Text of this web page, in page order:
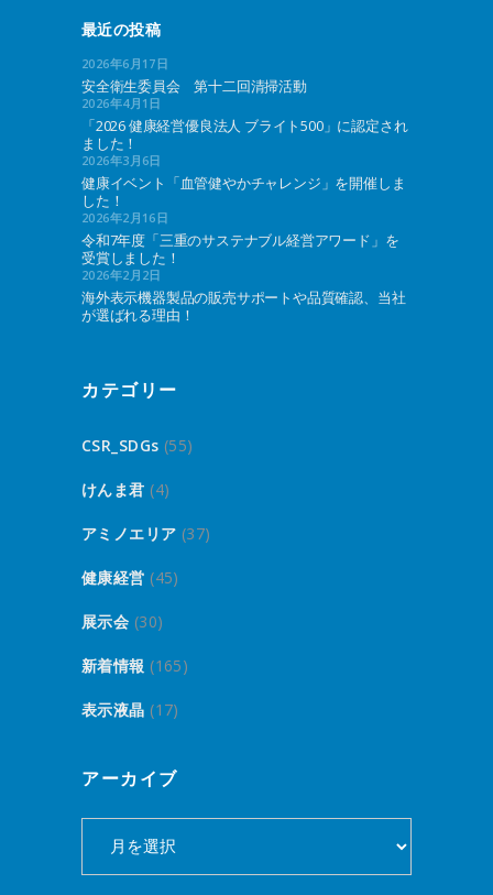
最近の投稿
2026年6月17日
安全衛生委員会 第十二回清掃活動
2026年4月1日
「2026 健康経営優良法人 ブライト500」に認定され
ました！
2026年3月6日
健康イベント「血管健やかチャレンジ」を開催しま
した！
2026年2月16日
令和7年度「三重のサステナブル経営アワード」を
受賞しました！
2026年2月2日
海外表示機器製品の販売サポートや品質確認、当社
が選ばれる理由！
カテゴリー
CSR_SDGs (55)
けんま君 (4)
アミノエリア (37)
健康経営 (45)
展示会 (30)
新着情報 (165)
表示液晶 (17)
アーカイブ